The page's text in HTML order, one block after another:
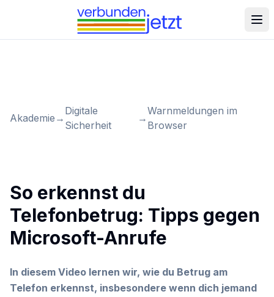
Akademie →
Digitale
Sicherheit
→
Warnmeldungen im
Browser
So erkennst du
Telefonbetrug: Tipps gegen
Microsoft-Anrufe
In diesem Video lernen wir, wie du Betrug am
Telefon erkennst, insbesondere wenn dich jemand